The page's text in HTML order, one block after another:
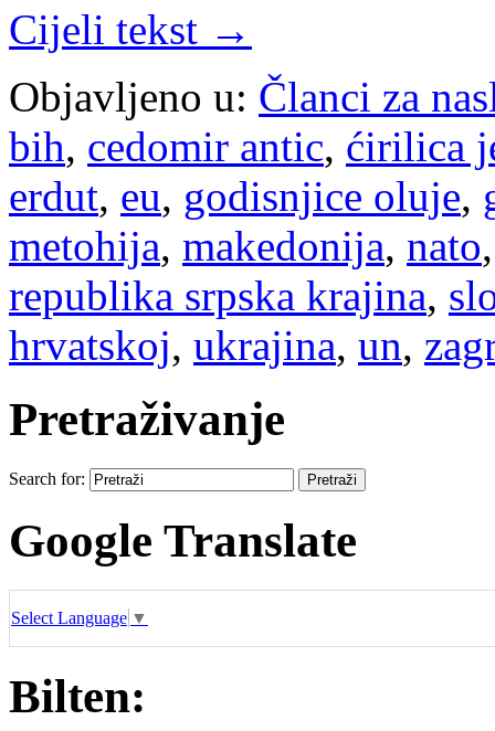
Cijeli tekst →
Objavljeno u: Članci za
bih, cedomir antic, ćirilica
erdut, eu, godisnjice oluje,
metohija, makedonija, nato
republika srpska krajina,
hrvatskoj, ukrajina, un,
Pretraživanje
Search for:
Google Translate
Select Language ▼
Bilten: